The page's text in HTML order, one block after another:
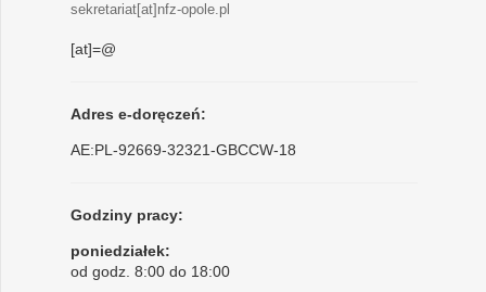
sekretariat[at]nfz-opole.pl
[at]=@
Adres e-doręczeń:
AE:PL-92669-32321-GBCCW-18
Godziny pracy:
poniedziałek:
od godz. 8:00 do 18:00